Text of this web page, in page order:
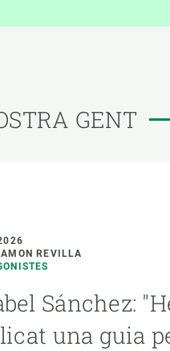
GENT
REVILLA
Sánchez:
una guia